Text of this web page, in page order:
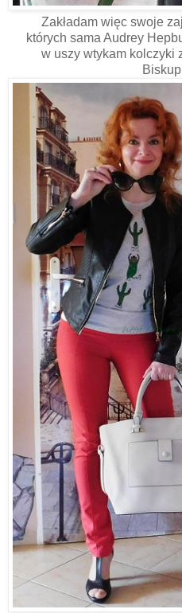
Zakładam więc swoje
których sama Audrey
w uszy wtykam kolczyki